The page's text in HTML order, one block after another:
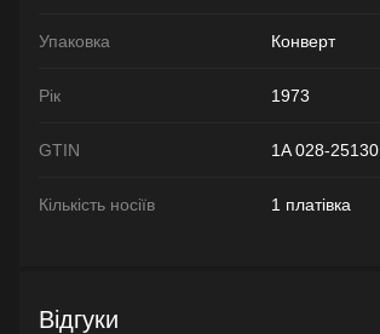
Упаковка Конверт
Рік 1973
GTIN 1A 028-25130
Кількість носіїв 1 платівка
Відгуки